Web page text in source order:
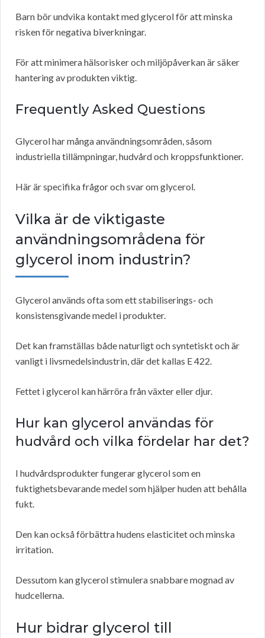
Barn bör undvika kontakt med glycerol för att minska
risken för negativa biverkningar.
För att minimera hälsorisker och miljöpåverkan är säker
hantering av produkten viktig.
Frequently Asked Questions
Glycerol har många användningsområden, såsom
industriella tillämpningar, hudvård och kroppsfunktioner.
Här är specifika frågor och svar om glycerol.
Vilka är de viktigaste
användningsområdena för
glycerol inom industrin?
Glycerol används ofta som ett stabiliserings- och
konsistensgivande medel i produkter.
Det kan framställas både naturligt och syntetiskt och är
vanligt i livsmedelsindustrin, där det kallas E 422.
Fettet i glycerol kan härröra från växter eller djur.
Hur kan glycerol användas för
hudvård och vilka fördelar har det?
I hudvårdsprodukter fungerar glycerol som en
fuktighetsbevarande medel som hjälper huden att behålla
fukt.
Den kan också förbättra hudens elasticitet och minska
irritation.
Dessutom kan glycerol stimulera snabbare mognad av
hudcellerna.
Hur bidrar glycerol till